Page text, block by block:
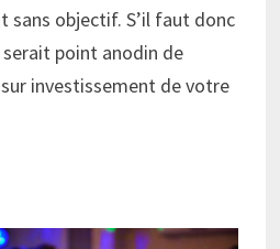
sans objectif. S’il faut donc
serait point anodin de
investissement de votre